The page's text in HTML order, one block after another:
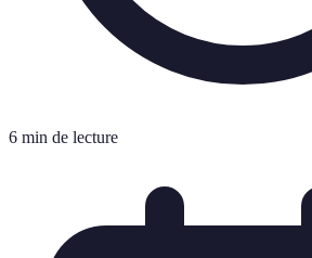
6 min de lecture